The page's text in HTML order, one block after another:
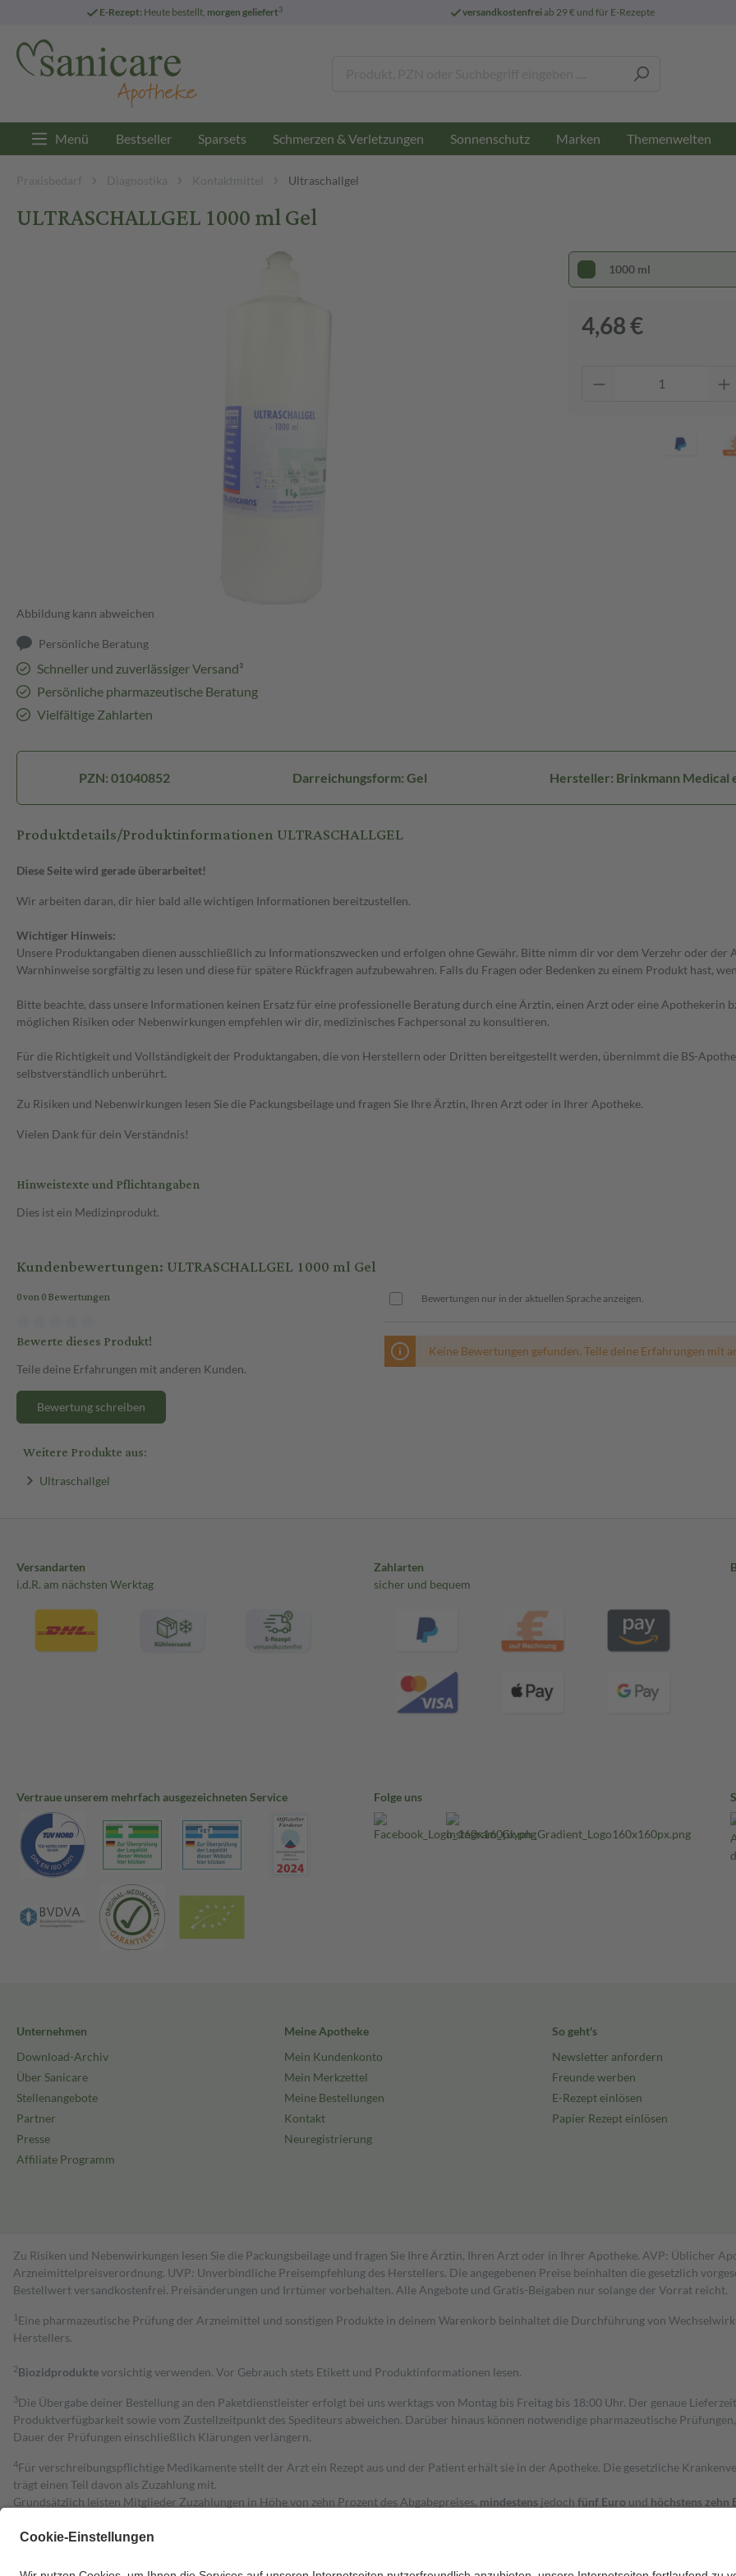
E-Rezept: Heute bestellt, morgen geliefert3 versandkostenfreiab 29 € und für E-Rezepte
Menü Bestseller Sparsets Schmerzen & Verletzungen Sonnenschutz Marken Themenwelten
Praxisbedarf Diagnostika Kontaktmittel Ultraschallgel
ULTRASCHALLGEL 1000 ml Gel
Abbildung kann abweichen
Persönliche Beratung
Schneller und zuverlässiger Versand³
Persönliche pharmazeutische Beratung
Vielfältige Zahlarten
1000 ml
4,68 €
PZN: 01040852 Darreichungsform: Gel Hersteller: Brinkmann Medical
Produktdetails/Produktinformationen ULTRASCHALLGEL
Diese Seite wird gerade überarbeitet!
Wir arbeiten daran, dir hier bald alle wichtigen Informationen bereitzustellen.
Wichtiger Hinweis:
Unsere Produktangaben dienen ausschließlich zu Informationszwecken und erfolgen ohne Gewähr. Bitte nimm dir vor dem Verzehr oder
Warnhinweise sorgfältig zu lesen und diese für spätere Rückfragen aufzubewahren. Falls du Fragen oder Bedenken zu einem Produkt hast,
Bitte beachte, dass unsere Informationen keinen Ersatz für eine professionelle Beratung durch eine Ärztin, einen Arzt oder eine Apothekerin
möglichen Risiken oder Nebenwirkungen empfehlen wir dir, medizinisches Fachpersonal zu konsultieren.
Für die Richtigkeit und Vollständigkeit der Produktangaben, die von Herstellern oder Dritten bereitgestellt werden, übernimmt die BS-
selbstverständlich unberührt.
Zu Risiken und Nebenwirkungen lesen Sie die Packungsbeilage und fragen Sie Ihre Ärztin, Ihren Arzt oder in Ihrer Apotheke.
Vielen Dank für dein Verständnis!
Hinweistexte und Pflichtangaben
Dies ist ein Medizinprodukt.
Kundenbewertungen: ULTRASCHALLGEL 1000 ml Gel
0 von 0 Bewertungen
Bewerte dieses Produkt!
Teile deine Erfahrungen mit anderen Kunden.
Bewertung schreiben
Bewertungen nur in der aktuellen Sprache anzeigen.
Keine Bewertungen gefunden. Teile deine Erfahrungen mit
Weitere Produkte aus:
Ultraschallgel
Versandarten
i.d.R. am nächsten Werktag
Zahlarten
sicher und bequem
Vertraue unserem mehrfach ausgezeichneten Service Folge uns
Unternehmen
Download-Archiv
Über Sanicare
Stellenangebote
Partner
Presse
Affiliate Programm
Meine Apotheke
Mein Kundenkonto
Mein Merkzettel
Meine Bestellungen
Kontakt
Neuregistrierung
So geht's
Newsletter anfordern
Freunde werben
E-Rezept einlösen
Papier Rezept einlösen
Zu Risiken und Nebenwirkungen lesen Sie die Packungsbeilage und fragen Sie Ihre Ärztin, Ihren Arzt oder in Ihrer Apotheke. AVP: Üblicher
Arzneimittelpreisverordnung. UVP: Unverbindliche Preisempfehlung des Herstellers. Die angegebenen Preise beinhalten die gesetzlich
Bestell­wert versand­kosten­frei. Preisänderungen und Irrtümer vorbehalten. Alle Angebote und Gratis-Beigaben nur solange der Vorrat reicht.
1 Eine pharmazeutische Prüfung der Arzneimittel und sonstigen Produkte in deinem Warenkorb beinhaltet die Durchführung von
Herstellers.
2Biozidproduktevorsichtig verwenden. Vor Gebrauch stets Etikett und Produktinformationen lesen.
3Die Übergabe deiner Bestellung an den Paketdienstleister erfolgt bei uns werktags von Montag bis Freitag bis 18:00 Uhr. Der genaue
Produktverfügbarkeit sowie vom Zustellzeitpunkt des Spediteurs abweichen. Darüber hinaus können notwendige pharmazeutische
Dauer der Prüfungen einschließlich Klärungen verlängern.
4Für verschreibungspflichtige Medikamente stellt der Arzt ein Rezept aus und der Patient erhält sie in der Apotheke. Die gesetzliche
trägt einen Teil davon als Zuzahlung mit.
Grundsätzlich leisten Mitglieder Zuzahlungen in Höhe von zehn Prozent des Abgabepreises, mindestens jedoch fünf Euro und höchstens zehn
Diese Regeln gelten grundsätzlich auch für Online-Apotheken.
Um das Engagement der Versicherten für ihre eigene Gesundheit zu stärken und die besondere Stellung der Familie zu unterstützen, fallen